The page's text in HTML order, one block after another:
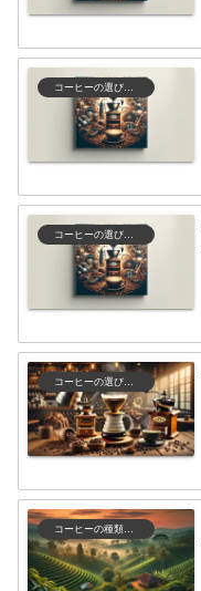
コーヒーの選び方と保存
コーヒーの選び方と保存
コーヒーの選び方と保存
コーヒーの種類と特徴